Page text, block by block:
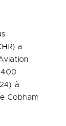
a
400
à
Cobham